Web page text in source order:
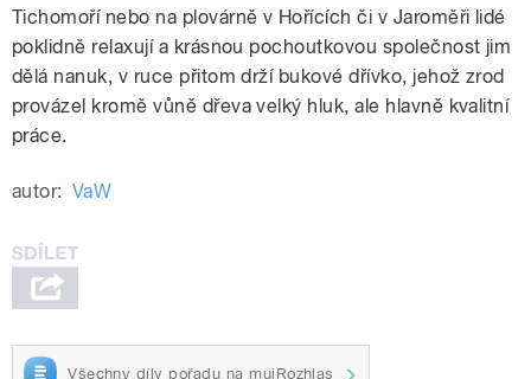
Tichomoří nebo na plovárně v Hořících či v Jaroměři lidé
poklidně relaxují a krásnou pochoutkovou společnost jim
dělá nanuk, v ruce přitom drží bukové dřívko, jehož zrod
provázel kromě vůně dřeva velký hluk, ale hlavně kvalitní
práce.
autor: VaW
Všechny díly pořadu na mujRozhlas